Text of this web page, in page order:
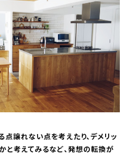
点譲れない点を考えたり、デメリッ
と考えてみるなど、発想の転換が